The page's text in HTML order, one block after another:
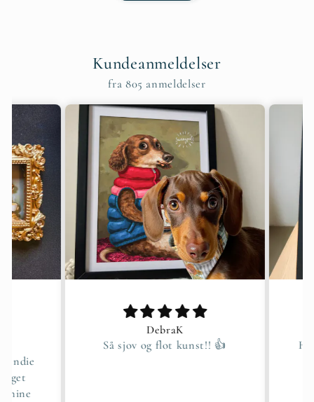
Kundeanmeldelser
fra 805 anmeldelser
Indie
DebraK
Så sjov og flot kunst!! 👍